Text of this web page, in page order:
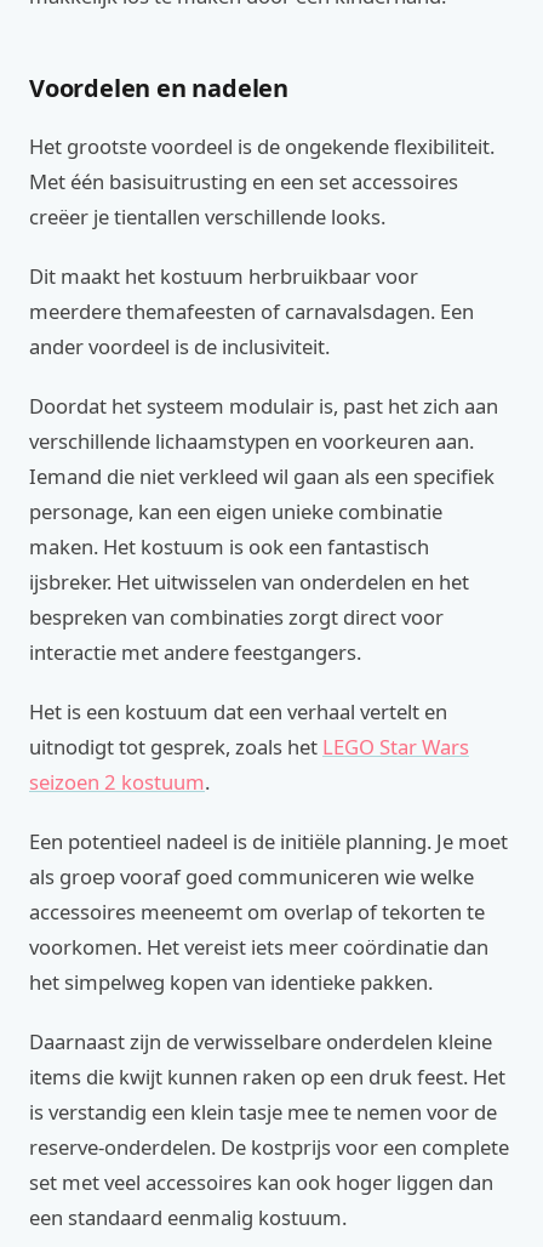
Voordelen en nadelen
Het grootste voordeel is de ongekende flexibiliteit.
Met één basisuitrusting en een set accessoires
creëer je tientallen verschillende looks.
Dit maakt het kostuum herbruikbaar voor
meerdere themafeesten of carnavalsdagen. Een
ander voordeel is de inclusiviteit.
Doordat het systeem modulair is, past het zich aan
verschillende lichaamstypen en voorkeuren aan.
Iemand die niet verkleed wil gaan als een specifiek
personage, kan een eigen unieke combinatie
maken. Het kostuum is ook een fantastisch
ijsbreker. Het uitwisselen van onderdelen en het
bespreken van combinaties zorgt direct voor
interactie met andere feestgangers.
Het is een kostuum dat een verhaal vertelt en
uitnodigt tot gesprek, zoals het LEGO Star Wars
seizoen 2 kostuum.
Een potentieel nadeel is de initiële planning. Je moet
als groep vooraf goed communiceren wie welke
accessoires meeneemt om overlap of tekorten te
voorkomen. Het vereist iets meer coördinatie dan
het simpelweg kopen van identieke pakken.
Daarnaast zijn de verwisselbare onderdelen kleine
items die kwijt kunnen raken op een druk feest. Het
is verstandig een klein tasje mee te nemen voor de
reserve-onderdelen. De kostprijs voor een complete
set met veel accessoires kan ook hoger liggen dan
een standaard eenmalig kostuum.